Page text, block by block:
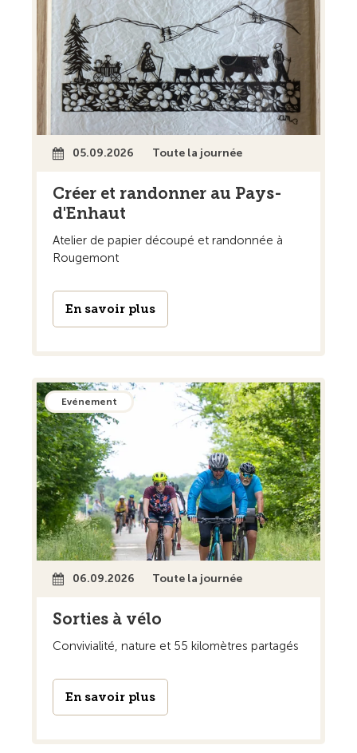
05.09.2026 Toute la journée
Créer et randonner au Pays-
d'Enhaut
Atelier de papier découpé et randonnée à
Rougemont
En savoir plus
Evénement
06.09.2026 Toute la journée
Sorties à vélo
Convivialité, nature et 55 kilomètres partagés
En savoir plus